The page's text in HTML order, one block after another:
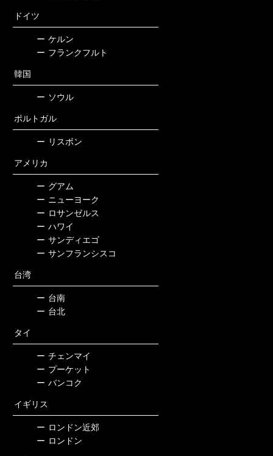
ドイツ
ー ケルン
ー フランクフルト
韓国
ー ソウル
ポルトガル
ー リスボン
アメリカ
ー グアム
ー ニューヨーク
ー ロサンゼルス
ー ハワイ
ー サンディエゴ
ー サンフランシスコ
台湾
ー 台南
ー 台北
タイ
ー チェンマイ
ー プーケット
ー バンコク
イギリス
ー ロンドン近郊
ー ロンドン